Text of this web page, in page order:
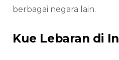
berbagai negara lain.
Kue Lebaran di